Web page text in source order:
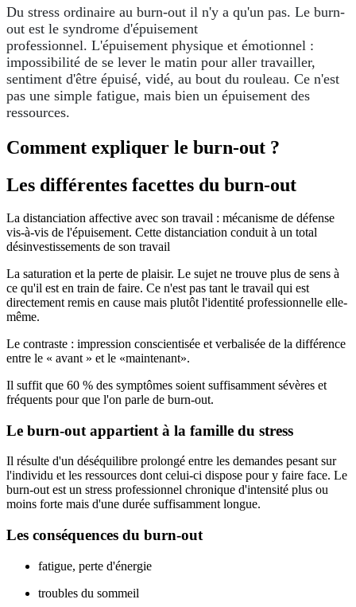
Du stress ordinaire au burn-out il n'y a qu'un pas. Le burn-
out est le syndrome d'épuisement
professionnel. L'épuisement physique et émotionnel :
impossibilité de se lever le matin pour aller travailler,
sentiment d'être épuisé, vidé, au bout du rouleau. Ce n'est
pas une simple fatigue, mais bien un épuisement des
ressources.
Comment expliquer le burn-out ?
Les différentes facettes du burn-out
La distanciation affective avec son travail : mécanisme de défense
vis-à-vis de l'épuisement. Cette distanciation conduit à un total
désinvestissements de son travail
La saturation et la perte de plaisir. Le sujet ne trouve plus de sens à
ce qu'il est en train de faire. Ce n'est pas tant le travail qui est
directement remis en cause mais plutôt l'identité professionnelle elle-
même.
Le contraste : impression conscientisée et verbalisée de la différence
entre le « avant » et le «maintenant».
Il suffit que 60 % des symptômes soient suffisamment sévères et
fréquents pour que l'on parle de burn-out.
Le burn-out appartient à la famille du stress
Il résulte d'un déséquilibre prolongé entre les demandes pesant sur
l'individu et les ressources dont celui-ci dispose pour y faire face. Le
burn-out est un stress professionnel chronique d'intensité plus ou
moins forte mais d'une durée suffisamment longue.
Les conséquences du burn-out
fatigue, perte d'énergie
troubles du sommeil